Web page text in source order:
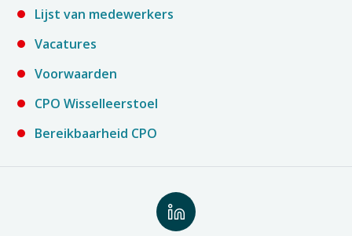
Lijst van medewerkers
Vacatures
Voorwaarden
CPO Wisselleerstoel
Bereikbaarheid CPO
Volg